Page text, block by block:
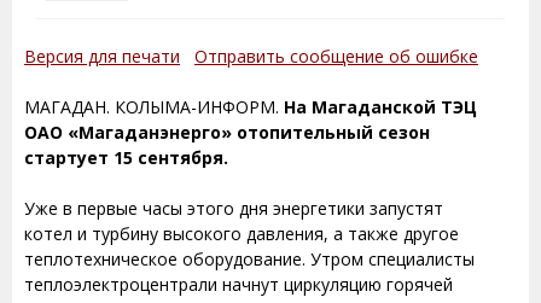
Версия для печати Отправить сообщение об ошибке
МАГАДАН. КОЛЫМА-ИНФОРМ. На Магаданской ТЭЦ
ОАО «Магаданэнерго» отопительный сезон
стартует 15 сентября.
Уже в первые часы этого дня энергетики запустят
котел и турбину высокого давления, а также другое
теплотехническое оборудование. Утром специалисты
теплоэлектроцентрали начнут циркуляцию горячей